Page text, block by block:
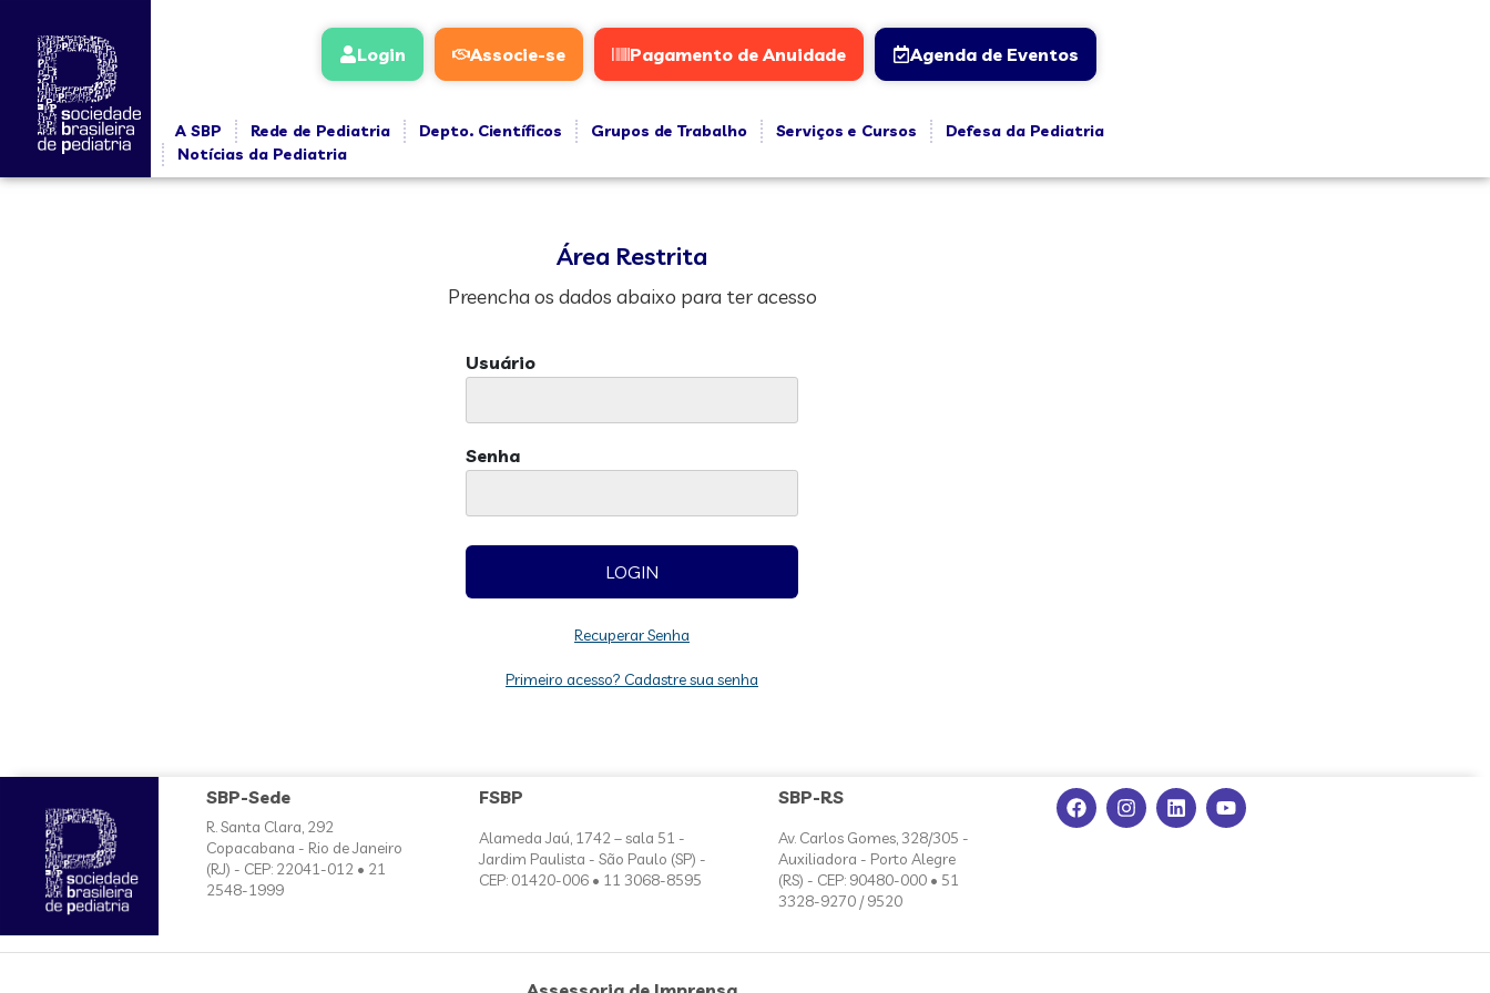
Login Associe-se Pagamento de Anuidade Agenda de Eventos
A SBP Rede de Pediatria Depto. Científicos Grupos de Trabalho Serviços e Cursos
Defesa da Pediatria
Notícias da Pediatria
Área Restrita
Preencha os dados abaixo para ter acesso
Usuário
Senha
Recuperar Senha
Primeiro acesso? Cadastre sua senha
SBP-Sede
R. Santa Clara, 292
Copacabana - Rio de Janeiro
(RJ) - CEP: 22041-012 • 21
2548-1999
FSBP
Alameda Jaú, 1742 – sala 51 -
Jardim Paulista - São Paulo (SP) -
CEP: 01420-006 • 11 3068-8595
SBP-RS
Av. Carlos Gomes, 328/305 -
Auxiliadora - Porto Alegre
(RS) - CEP: 90480-000 • 51
3328-9270 / 9520